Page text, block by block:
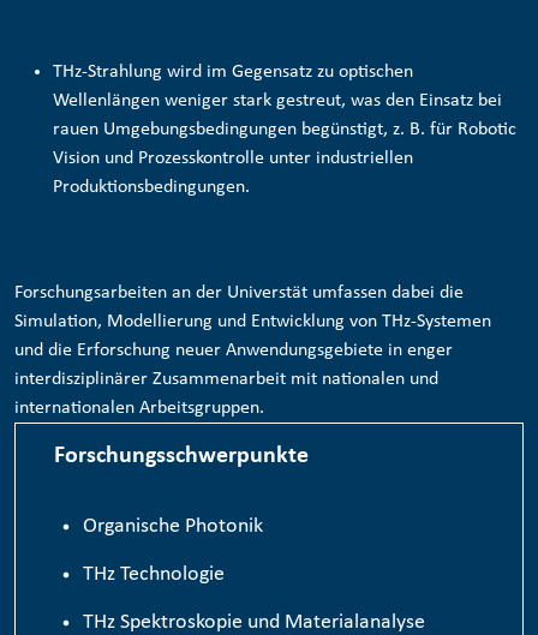
THz-Strahlung wird im Gegensatz zu optischen
Wellenlängen weniger stark gestreut, was den Einsatz bei
rauen Umgebungsbedingungen begünstigt, z. B. für Robotic
Vision und Prozesskontrolle unter industriellen
Produktionsbedingungen.
Forschungsarbeiten an der Universtät umfassen dabei die
Simulation, Modellierung und Entwicklung von THz-Systemen
und die Erforschung neuer Anwendungsgebiete in enger
interdisziplinärer Zusammenarbeit mit nationalen und
internationalen Arbeitsgruppen.
Forschungsschwerpunkte
Organische Photonik
THz Technologie
THz Spektroskopie und Materialanalyse